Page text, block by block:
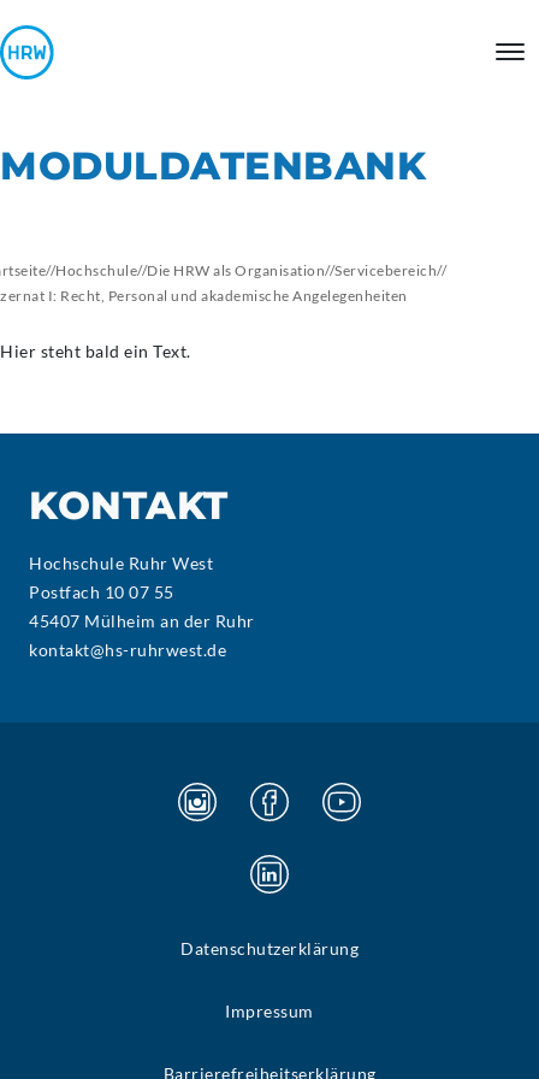
MODULDATENBANK
//Hochschule//Die HRW als Organisation//Servicebereich//
I: Recht, Personal und akademische Angelegenheiten
Hier steht bald ein Text.
KONTAKT
Hochschule Ruhr West
Postfach 10 07 55
45407 Mülheim an der Ruhr
kontakt@hs-ruhrwest.de
Datenschutzerklärung
Impressum
Barrierefreiheitserklärung